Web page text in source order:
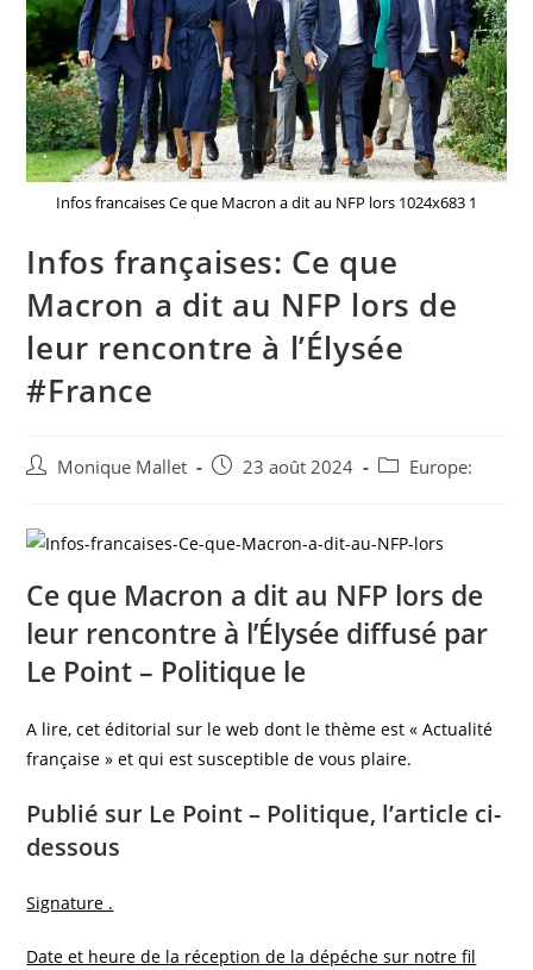
Infos francaises Ce que Macron a dit au NFP lors 1024x683 1
Infos françaises: Ce que
Macron a dit au NFP lors de
leur rencontre à l’Élysée
#France
Auteur/autrice
publication :
Monique Mallet
Post23 août 2024
PostEurope:
Ce que Macron a dit au NFP lors de
leur rencontre à l’Élysée diffusé par
Le Point – Politique le
A lire, cet éditorial sur le web dont le thème est « Actualité
française » et qui est susceptible de vous plaire.
Publié sur Le Point – Politique, l’article ci-
dessous
Signature .
Date et heure de la réception de la dépéche sur notre fil